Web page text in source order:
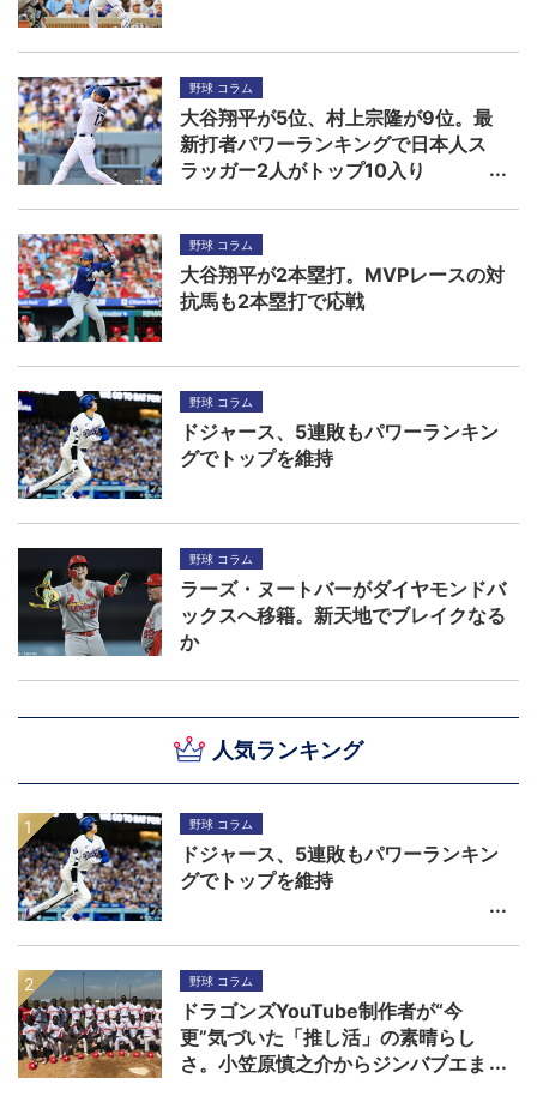
人気ランキング
野球 コラム
ドジャース、5連敗もパワーランキン
グでトップを維持
野球 コラム
ドラゴンズYouTube制作者が“今
更”気づいた「推し活」の素晴らし
さ。小笠原慎之介からジンバブエま
野球 コラム
大谷翔平が5位、村上宗隆が9位。最
新打者パワーランキングで日本人ス
ラッガー2人がトップ10入り
野球 コラム
大谷翔平が2本塁打。MVPレースの対
抗馬も2本塁打で応戦
野球 コラム
ドジャース、5連敗もパワーランキン
グでトップを維持
野球 コラム
ラーズ・ヌートバーがダイヤモンドバ
ックスへ移籍。新天地でブレイクなる
か